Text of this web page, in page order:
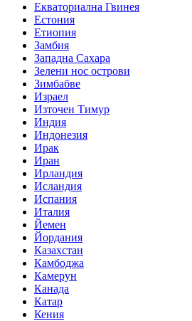
Екваториална Гвинея
Естония
Етиопия
Замбия
Западна Сахара
Зелени нос острови
Зимбабве
Израел
Източен Тимур
Индия
Индонезия
Ирак
Иран
Ирландия
Исландия
Испания
Италия
Йемен
Йордания
Казахстан
Камбоджа
Камерун
Канада
Катар
Кения